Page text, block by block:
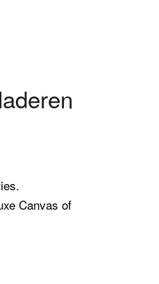
Canvas of